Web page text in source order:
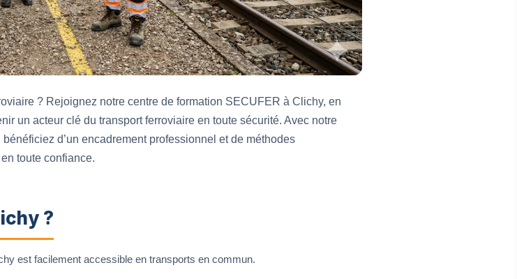
? Rejoignez notre centre de formation SECUFER à Clichy, en
un acteur clé du transport ferroviaire en toute sécurité. Avec notre
d’un encadrement professionnel et de méthodes
toute confiance.
?
est facilement accessible en transports en commun.